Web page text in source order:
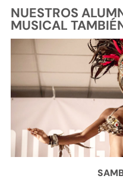
NUESTROS
MUSICAL